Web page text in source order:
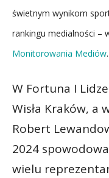
świetnym wynikom
rankingu medialności –
Monitorowania Mediów.
W Fortuna I
Wisła Kraków, a
Robert
2024
wielu